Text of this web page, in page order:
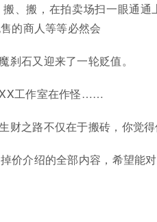
、搬，在拍卖场扫一眼通
的商人等等必然会
刹石又迎来了一轮贬值。
工作室在作怪……
财之路不仅在于搬砖，你觉
价介绍的全部内容，希望能对